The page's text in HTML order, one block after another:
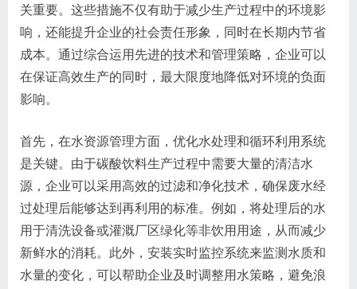
关重要。这些措施不仅有助于减少生产过程中的环境影
响，还能提升企业的社会责任形象，同时在长期内节省
成本。通过综合运用先进的技术和管理策略，企业可以
在保证高效生产的同时，最大限度地降低对环境的负面
影响。
首先，在水资源管理方面，优化水处理和循环利用系统
是关键。由于碳酸饮料生产过程中需要大量的清洁水
源，企业可以采用高效的过滤和净化技术，确保废水经
过处理后能够达到再利用的标准。例如，将处理后的水
用于清洗设备或灌溉厂区绿化等非饮用用途，从而减少
新鲜水的消耗。此外，安装实时监控系统来监测水质和
水量的变化，可以帮助企业及时调整用水策略，避免浪